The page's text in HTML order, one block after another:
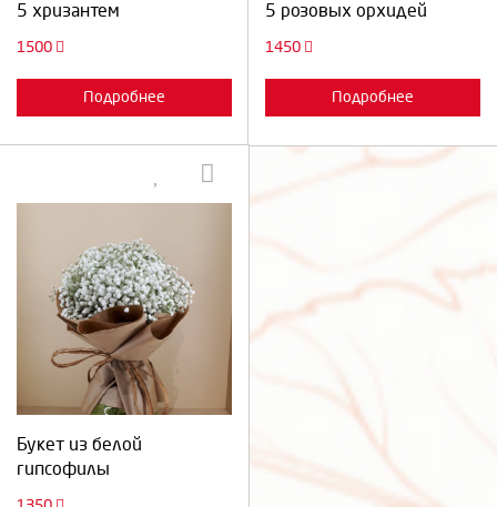
5 хризантем
1500
Подробнее
5 розовых орхидей
1450
Подробнее
Букет из белой
гипсофилы
Выберите количество:
Продолжить Отмена